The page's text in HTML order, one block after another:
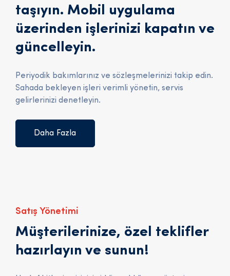
taşıyın. Mobil uygulama
üzerinden işlerinizi kapatın ve
güncelleyin.
Periyodik bakımlarınız ve sözleşmelerinizi takip edin.
Sahada bekleyen işleri verimli yönetin, servis
gelirlerinizi denetleyin.
Daha Fazla
Satış Yönetimi
Müşterilerinize, özel teklifler
hazırlayın ve sunun!